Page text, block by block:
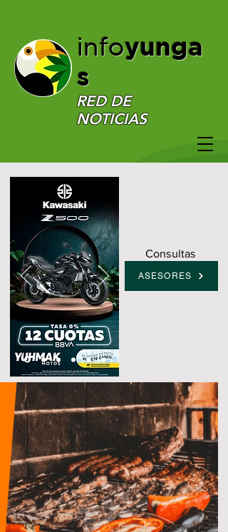
infoyunga
s
RED DE
NOTICIAS
Consultas
ASESORES